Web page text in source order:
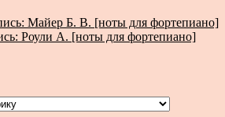
Майер Б. В. [ноты для фортепиано]
Роули А. [ноты для фортепиано]